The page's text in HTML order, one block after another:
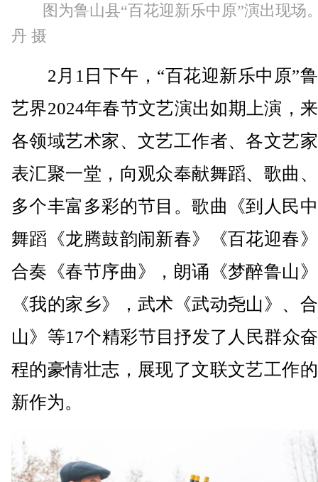
图为鲁山县“百花迎新乐中原”演出现场
丹 摄
2月1日下午，“百花迎新乐中原”
艺界2024年春节文艺演出如期上演，
各领域艺术家、文艺工作者、各文艺
表汇聚一堂，向观众奉献舞蹈、歌曲
多个丰富多彩的节目。歌曲《到人民
舞蹈《龙腾鼓韵闹新春》《百花迎春
合奏《春节序曲》，朗诵《梦醉鲁山
《我的家乡》，武术《武动尧山》、
山》等17个精彩节目抒发了人民群众
程的豪情壮志，展现了文联文艺工作
新作为。